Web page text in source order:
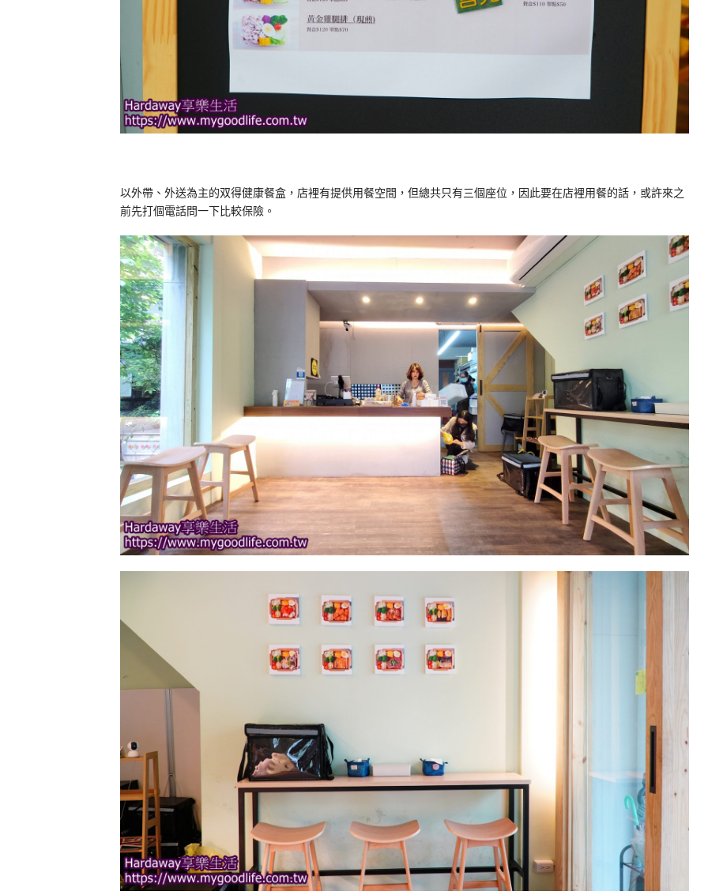
以外帶、外送為主的双得健康餐盒，店裡有提供用餐空間，但總共只有三個座位，因此要在店裡用餐的話，或許來之
前先打個電話問一下比較保險。